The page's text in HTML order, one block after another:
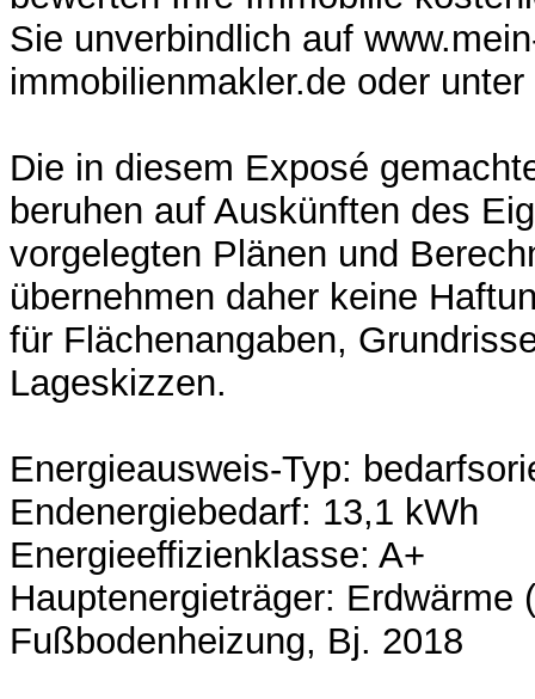
Sie unverbindlich auf
immobilienmakler.de oder
Die in diesem Exposé
beruhen auf Auskünften des
vorgelegten Plänen und
übernehmen daher keine
für Flächenangaben,
Lageskizzen.
Energieausweis-Typ:
Endenergiebedarf: 13,1 kWh
Energieeffizienklasse: A+
Hauptenergieträger: Erdwärme
Fußbodenheizung, Bj. 2018